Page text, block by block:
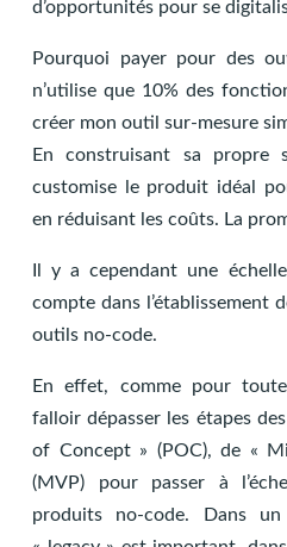
d’opportunités pour se
Pourquoi payer pour des
n’utilise que 10% des
créer mon outil sur-mesure
En construisant sa propre
customise le produit idéal
en réduisant les coûts. La
Il y a cependant une
compte dans l’établissement
outils no-code.
En effet, comme pour
falloir dépasser les étapes
of Concept » (POC), de «
(MVP) pour passer à
produits no-code. Dans